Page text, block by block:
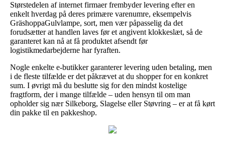
Størstedelen af internet firmaer frembyder levering efter en
enkelt hverdag på deres primære varenumre, eksempelvis
GräshoppaGulvlampe, sort, men vær påpasselig da det
forudsætter at handlen laves før et angivent klokkeslæt, så de
garanteret kan nå at få produktet afsendt før
logistikmedarbejderne har fyraften.
Nogle enkelte e-butikker garanterer levering uden betaling, men
i de fleste tilfælde er det påkrævet at du shopper for en konkret
sum. I øvrigt må du beslutte sig for den mindst kostelige
fragtform, der i mange tilfælde – uden hensyn til om man
opholder sig nær Silkeborg, Slagelse eller Støvring – er at få kørt
din pakke til en pakkeshop.